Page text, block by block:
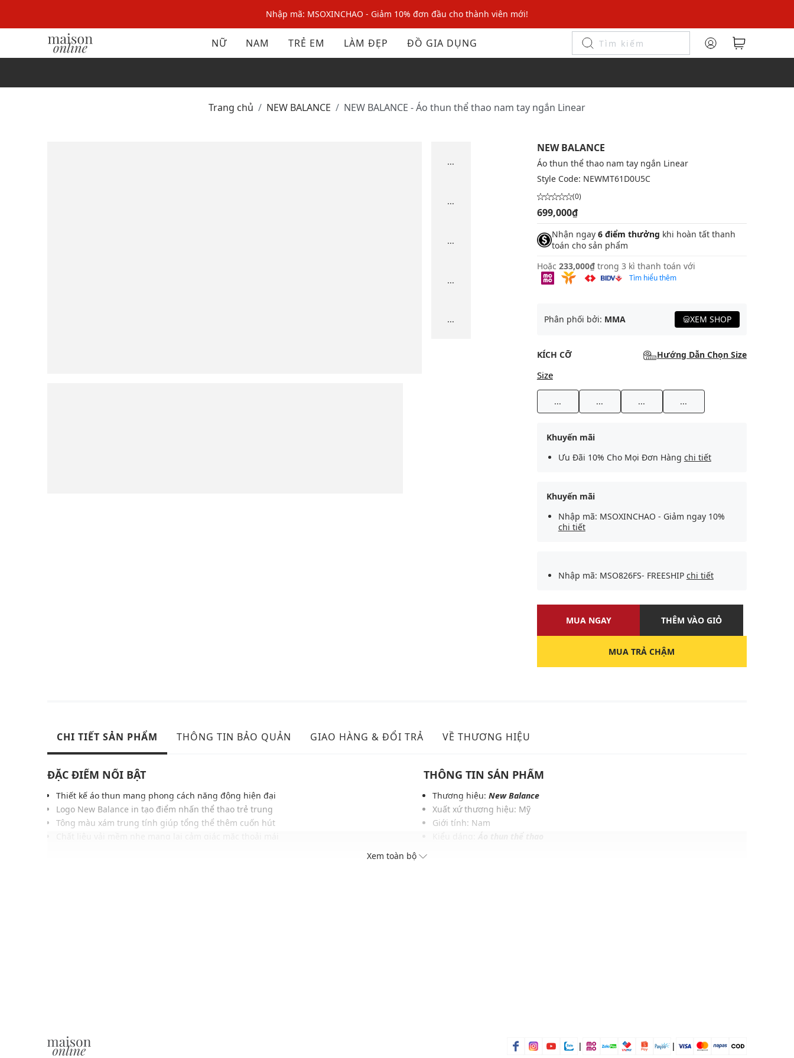
Nhập mã: MSOXINCHAO - Giảm 10% đơn đầu cho thành viên mới!
Nhập mã MSOPAY100: giảm ngay 10% khi thanh toán trực tuyến
Nhập mã: MSOXINCHAO - Giảm 10% đơn đầu cho thành viên mới!
NỮ NAM TRẺ EM LÀM ĐẸP ĐỒ GIA DỤNG
Trang chủ NEW BALANCE NEW BALANCE - Áo thun thể thao nam tay ngắn Linear
...
...
...
...
...
NEW BALANCE
Áo thun thể thao nam tay ngắn Linear
Style Code: NEWMT61D0U5C
(0)
699,000₫
Nhận ngay 6 điểm thưởng khi hoàn tất thanh
toán cho sản phẩm
Hoặc 233,000₫ trong 3 kì thanh toán với
Tìm hiểu thêm
Phân phối bởi: MMA XEM SHOP
KÍCH CỠ Hướng Dẫn Chọn Size
Size
... ... ... ...
Khuyến mãi
Ưu Đãi 10% Cho Mọi Đơn Hàng chi tiết
Khuyến mãi
Nhập mã: MSOXINCHAO - Giảm ngay 10%
chi tiết
Nhập mã: MSO826FS- FREESHIP chi tiết
MUA NGAY THÊM VÀO GIỎ
MUA TRẢ CHẬM
CHI TIẾT SẢN PHẨM THÔNG TIN BẢO QUẢN GIAO HÀNG & ĐỔI TRẢ VỀ THƯƠNG HIỆU
ĐẶC ĐIỂM NỔI BẬT
Thiết kế áo thun mang phong cách năng động hiện đại
Logo New Balance in tạo điểm nhấn thể thao trẻ trung
Tông màu xám trung tính giúp tổng thể thêm cuốn hút
THÔNG TIN SẢN PHẨM
Thương hiệu: New Balance
Xuất xứ thương hiệu: Mỹ
Giới tính: Nam
Xem toàn bộ
| |